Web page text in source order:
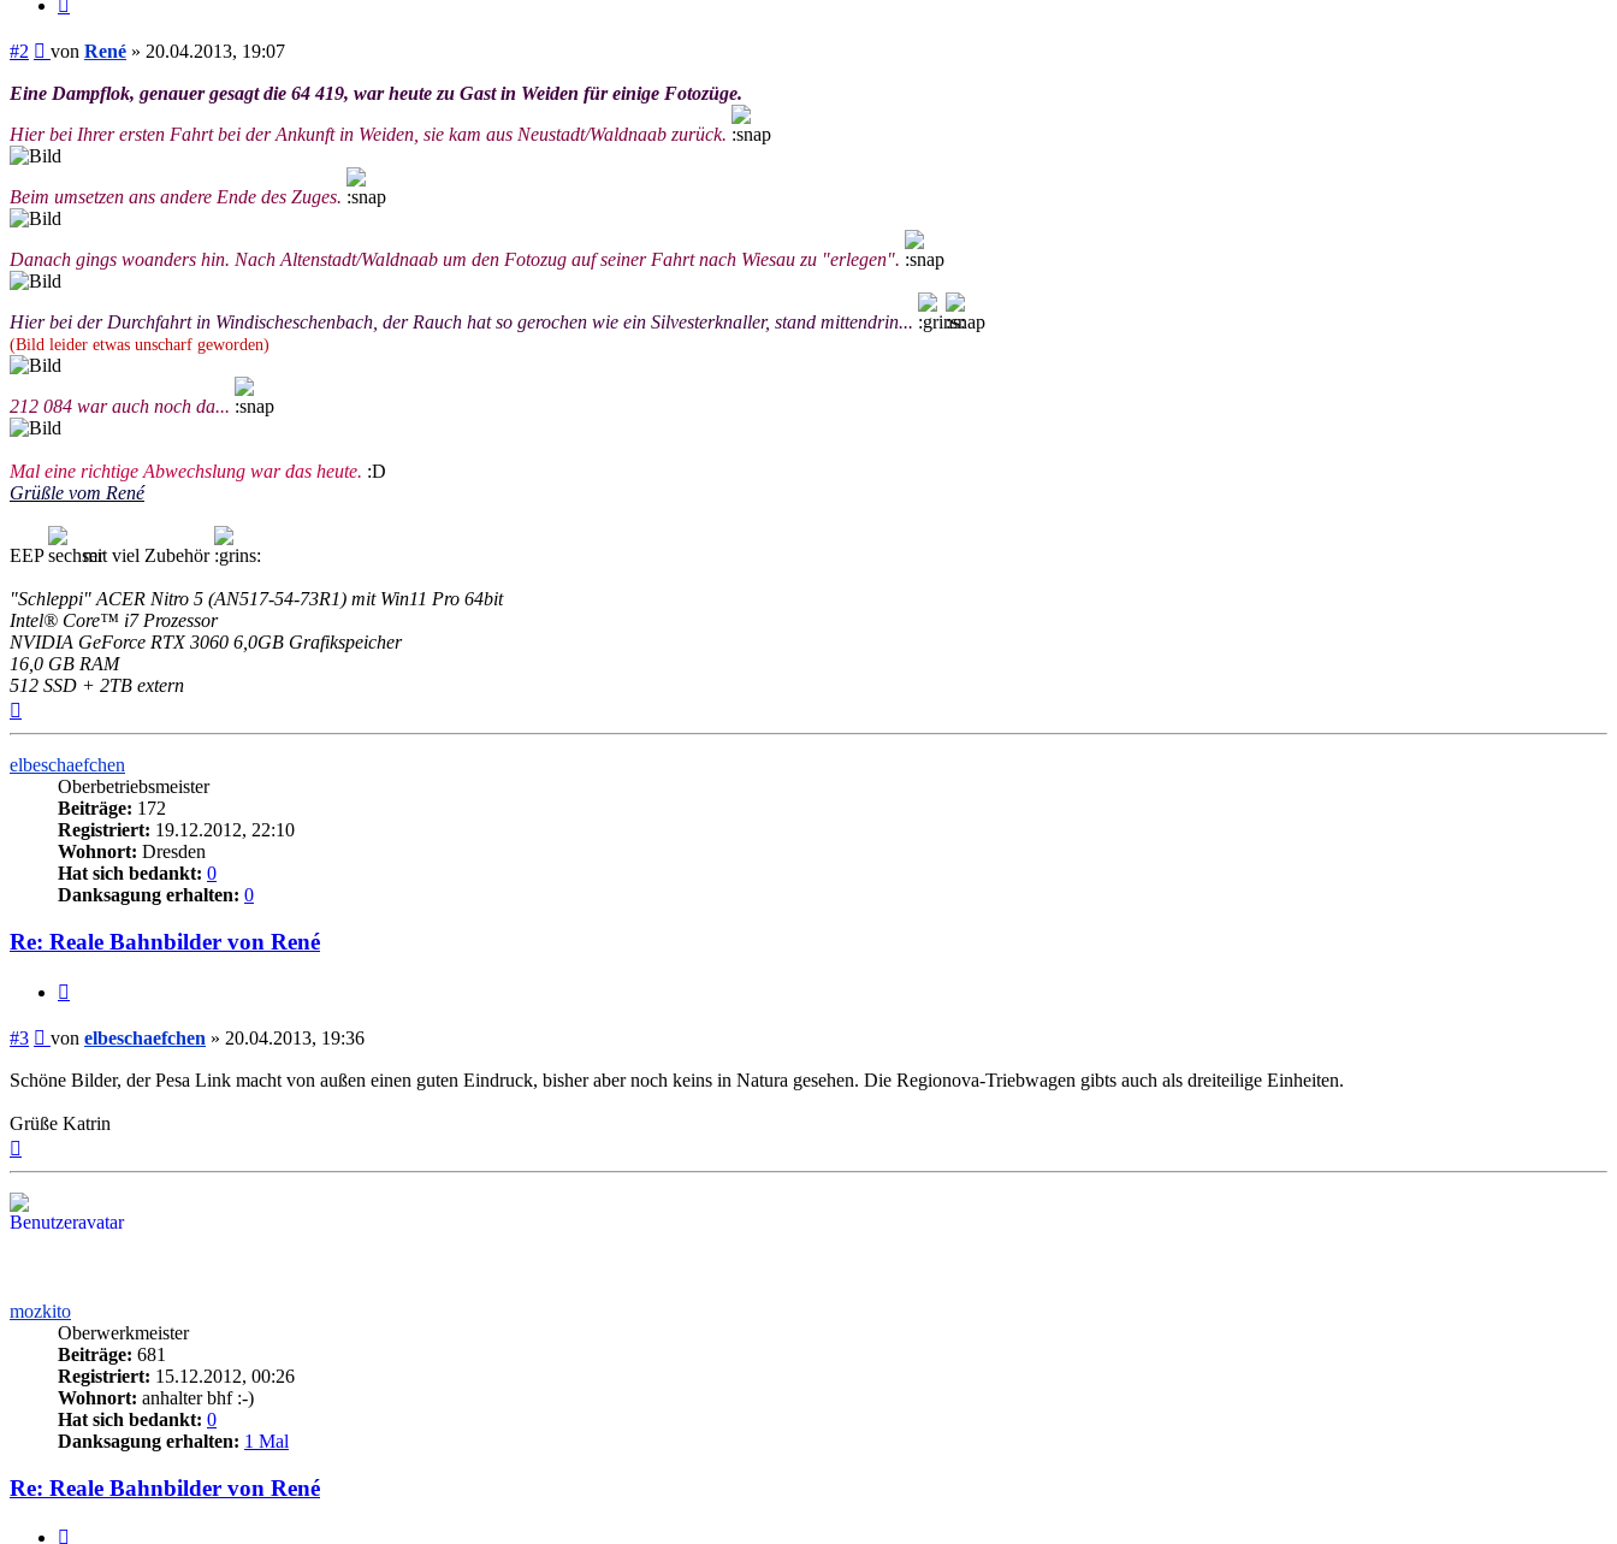
#2 Beitrag
von René » 20.04.2013, 19:07
Eine Dampflok, genauer gesagt die 64 419, war heute zu Gast in Weiden für einige Fotozüge.
Hier bei Ihrer ersten Fahrt bei der Ankunft in Weiden, sie kam aus Neustadt/Waldnaab zurück.
Beim umsetzen ans andere Ende des Zuges.
Danach gings woanders hin. Nach Altenstadt/Waldnaab um den Fotozug auf seiner Fahrt nach Wiesau zu "erlegen".
Hier bei der Durchfahrt in Windischeschenbach, der Rauch hat so gerochen wie ein Silvesterknaller, stand mittendrin...
(Bild leider etwas unscharf geworden)
212 084 war auch noch da...
Mal eine richtige Abwechslung war das heute. :D
Grüßle vom René
EEP mit viel Zubehör
"Schleppi" ACER Nitro 5 (AN517-54-73R1) mit Win11 Pro 64bit
Intel® Core™ i7 Prozessor
NVIDIA GeForce RTX 3060 6,0GB Grafikspeicher
16,0 GB RAM
512 SSD + 2TB extern
oben
elbeschaefchen
Oberbetriebsmeister
Beiträge: 172
Registriert: 19.12.2012, 22:10
Wohnort: Dresden
Hat sich bedankt: 0
Danksagung erhalten: 0
Re: Reale Bahnbilder von René
#3 Beitrag
von elbeschaefchen » 20.04.2013, 19:36
Schöne Bilder, der Pesa Link macht von außen einen guten Eindruck, bisher aber noch keins in Natura gesehen. Die Regionova-Triebwagen gibts auch als dreiteilige Einheiten.
Grüße Katrin
mozkito
Oberwerkmeister
Beiträge: 681
Registriert: 15.12.2012, 00:26
Wohnort: anhalter bhf :-)
Hat sich bedankt: 0
Danksagung erhalten: 1 Mal
Re: Reale Bahnbilder von René